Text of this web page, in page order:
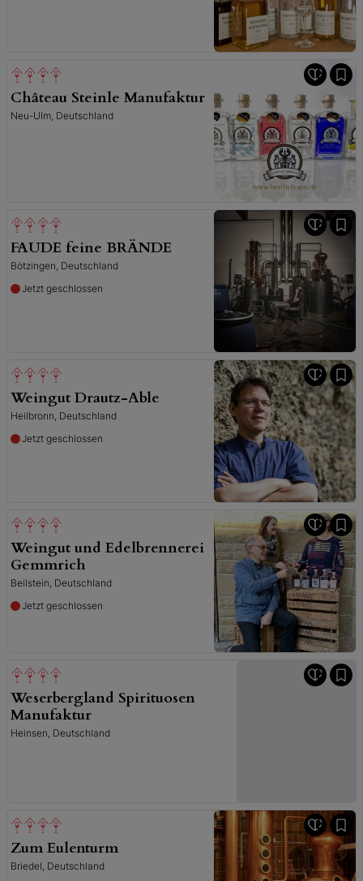
Château Steinle Manufaktur
Neu-Ulm, Deutschland
FAUDE feine BRÄNDE
Bötzingen, Deutschland
Jetzt geschlossen
Weingut Drautz-Able
Heilbronn, Deutschland
Jetzt geschlossen
Weingut und Edelbrennerei
Gemmrich
Beilstein, Deutschland
Jetzt geschlossen
Weserbergland Spirituosen
Manufaktur
Heinsen, Deutschland
Zum Eulenturm
Briedel, Deutschland